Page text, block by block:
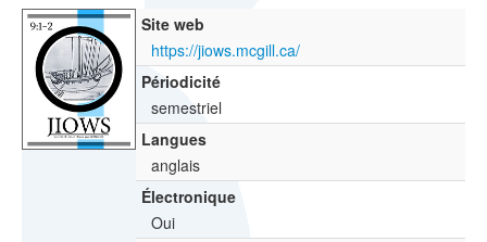
Site web
https://jiows.mcgill.ca/
Périodicité
semestriel
Langues
anglais
Électronique
Oui